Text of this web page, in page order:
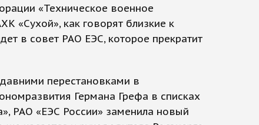
«Техническое военное
«Сухой», как говорят близкие к
в совет РАО ЕЭС, которое прекратит
перестановками в
Германа Грефа в списках
РАО «ЕЭС России» заменила новый